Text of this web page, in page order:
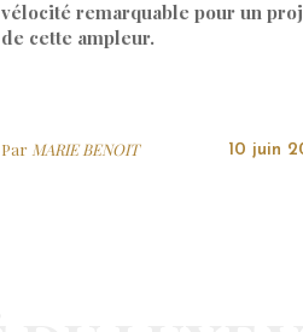
vélocité remarquable pour un
de cette ampleur.
Par MARIE BENOIT 10 juin